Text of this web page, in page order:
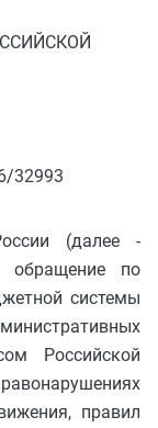
32993
(далее -
обращение по
системы
Российской
правил